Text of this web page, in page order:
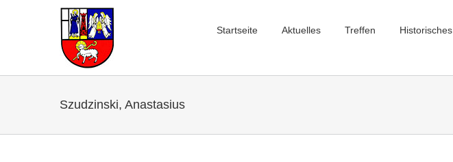
Startseite Aktuelles Treffen Historisches
Szudzinski, Anastasius